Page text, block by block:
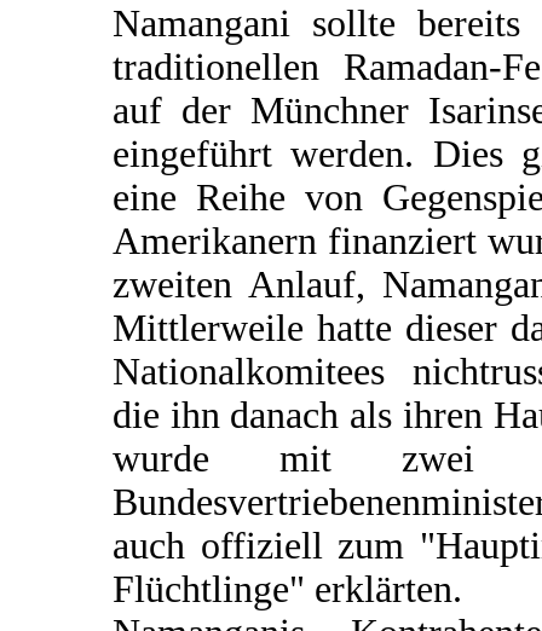
Namangani sollte
traditionellen Ramadan-
auf der Münchner
eingeführt werden. Dies
eine Reihe von
Amerikanern finanziert
zweiten Anlauf,
Mittlerweile hatte dieser
Nationalkomitees
die ihn danach als ihren
wurde mit zwei
auch offiziell zum
Flüchtlinge" erklärten.